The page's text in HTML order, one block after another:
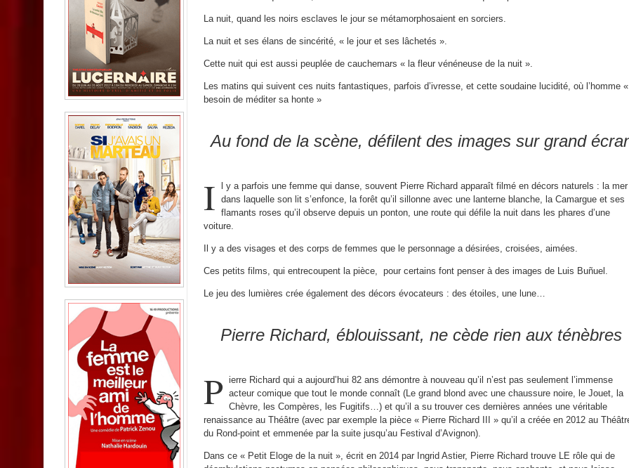
La nuit, quand les noirs esclaves le jour se métamorphosaient en sorciers.
La nuit et ses élans de sincérité, « le jour et ses lâchetés ».
Cette nuit qui est aussi peuplée de cauchemars « la fleur vénéneuse de la nuit ».
Les matins qui suivent ces nuits fantastiques, parfois d’ivresse, et cette soudaine lucidité, où l’homme
besoin de méditer sa honte »
Au fond de la scène, défilent des images sur grand
I
l y a parfois une femme qui danse, souvent Pierre Richard apparaît filmé en décors naturels : la mer
dans laquelle son lit s’enfonce, la forêt qu’il sillonne avec une lanterne blanche, la Camargue et ses
flamants roses qu’il observe depuis un ponton, une route qui défile la nuit dans les phares d’une
voiture.
Il y a des visages et des corps de femmes que le personnage a désirées, croisées, aimées.
Ces petits films, qui entrecoupent la pièce, pour certains font penser à des images de Luis Buñuel.
Le jeu des lumières crée également des décors évocateurs : des étoiles, une lune…
Pierre Richard, éblouissant, ne cède rien aux ténèbres
P ierre Richard qui a aujourd’hui 82 ans démontre à nouveau qu’il n’est pas seulement l’immense
acteur comique que tout le monde connaît (Le grand blond avec une chaussure noire, le Jouet, la
Chèvre, les Compères, les Fugitifs…) et qu’il a su trouver ces dernières années une véritable
renaissance au Théâtre (avec par exemple la pièce « Pierre Richard III » qu’il a créée en 2012 au
du Rond-point et emmenée par la suite jusqu’au Festival d’Avignon).
Dans ce « Petit Eloge de la nuit », écrit en 2014 par Ingrid Astier, Pierre Richard trouve LE rôle qui de